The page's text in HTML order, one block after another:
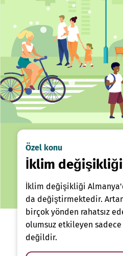
Özel konu
İklim değişikliği
İklim değişikliği
da değiştirmektedir.
birçok yönden rahatsız
olumsuz etkileyen sadece
değildir.